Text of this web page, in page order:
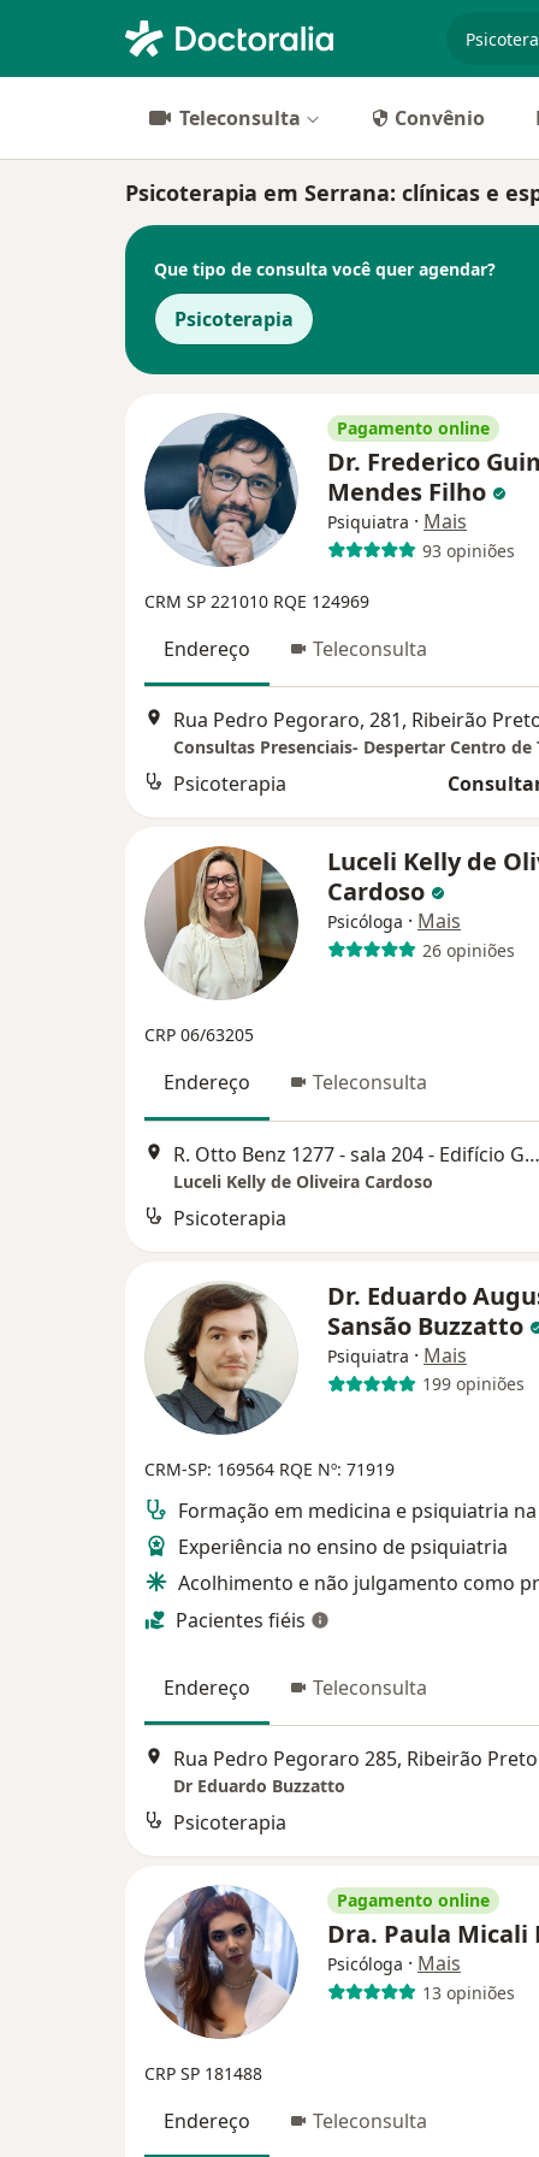
Teleconsulta Convênio
Psicoterapia em Serrana: clínicas e
Que tipo de consulta você quer agendar?
Psicoterapia
Pagamento online
Dr. Frederico
Mendes Filho
Psiquiatra · Mais
93 opiniões
CRM SP 221010 RQE 124969
Endereço Teleconsulta
Rua Pedro Pegoraro, 281, Ribeirão
Consultas Presenciais- Despertar Centro de
Psicoterapia
Luceli Kelly de
Cardoso
Psicóloga · Mais
26 opiniões
CRP 06/63205
Endereço Teleconsulta
R. Otto Benz 1277 - sala 204 - Edifício Gold, Ribeirão Preto
Luceli Kelly de Oliveira Cardoso
Psicoterapia
Dr. Eduardo
Sansão Buzzatto
Psiquiatra · Mais
199 opiniões
CRM-SP: 169564 RQE Nº: 71919
Formação em medicina e psiquiatria na
Experiência no ensino de psiquiatria
Acolhimento e não julgamento como
Pacientes fiéis
Endereço Teleconsulta
Rua Pedro Pegoraro 285, Ribeirão Preto
Dr Eduardo Buzzatto
Psicoterapia
Pagamento online
Dra. Paula Micali
Psicóloga · Mais
13 opiniões
CRP SP 181488
Endereço Teleconsulta